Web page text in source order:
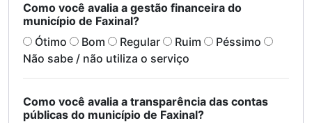
Como você avalia a gestão financeira do
município de Faxinal?
Ótimo
Bom Regular Ruim
Péssimo
Não sabe / não utiliza o serviço
Como você avalia a transparência das contas
públicas do município de Faxinal?